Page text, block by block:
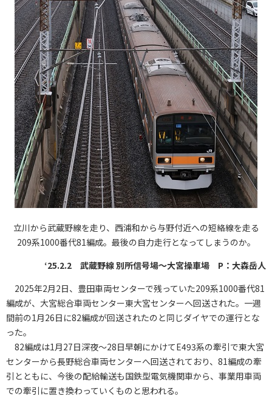
立川から武蔵野線を走り、西浦和から与野付近への短絡線を走る
209系1000番代81編成。最後の自力走行となってしまうのか。
‘25.2.2 武蔵野線 別所信号場～大宮操車場 P：大森岳人
2025年2月2日、豊田車両センターで残っていた209系1000番代81
編成が、大宮総合車両センター東大宮センターへ回送された。一週
間前の1月26日に82編成が回送されたのと同じダイヤでの運行とな
った。
82編成は1月27日深夜～28日早朝にかけてE493系の牽引で東大宮
センターから長野総合車両センターへ回送されており、81編成の牽
引とともに、今後の配給輸送も国鉄型電気機関車から、事業用車両
での牽引に置き換わっていくものと思われる。